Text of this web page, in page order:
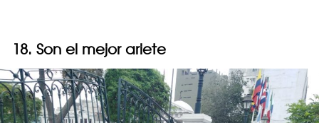
18. Son el mejor ariete